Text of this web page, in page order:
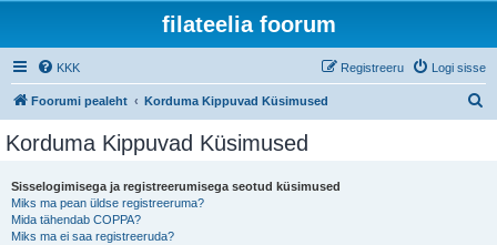
filateelia foorum
KKK Logi sisse
Registreeru
Foorumi pealeht Korduma Kippuvad Küsimused
Korduma Kippuvad Küsimused
Sisselogimisega ja registreerumisega seotud küsimused
Miks ma pean üldse registreeruma?
Mida tähendab COPPA?
Miks ma ei saa registreeruda?